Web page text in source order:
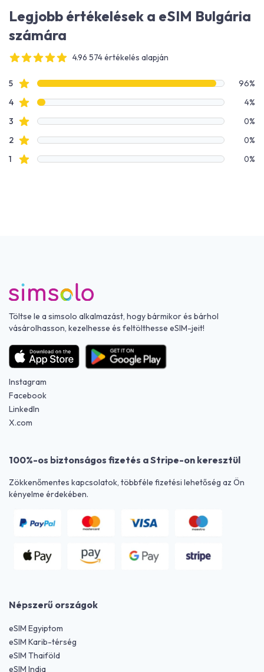
Legjobb értékelések a eSIM Bulgária
számára
4.96 574 értékelés alapján
Értékelési adatok
5Csillagos értékelések
96%
4Csillagos értékelések
4%
3 Csillagos értékelések
0%
2Csillagos értékelések
0%
1 Csillagos értékelések 0%
Töltse le a simsolo alkalmazást, hogy bármikor és bárhol
vásárolhasson, kezelhesse és feltölthesse eSIM-jeit!
Instagram
Facebook
LinkedIn
X.com
100%-os biztonságos fizetés a Stripe-on keresztül
Zökkenőmentes kapcsolatok, többféle fizetési lehetőség az Ön
kényelme érdekében.
Népszerű országok
eSIM Egyiptom
eSIM Karib-térség
eSIM Thaiföld
eSIM India